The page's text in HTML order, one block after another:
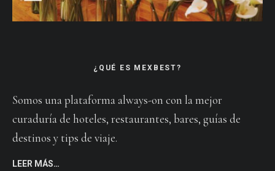
¿QUÉ ES MEXBEST?
Somos una plataforma always-on con la mejor
curaduría de hoteles, restaurantes, bares, guías de
destinos y tips de viaje.
LEER MÁS…